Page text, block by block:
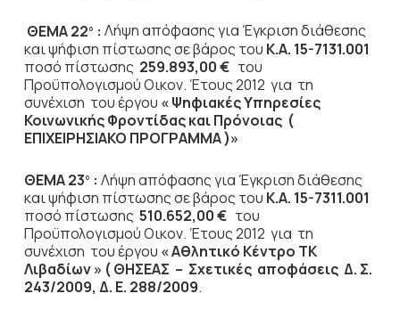
ΘΕΜΑ 22ο : Λήψη απόφασης για Έγκριση διάθεσης
και ψήφιση πίστωσης σε βάρος του Κ.Α. 15-7131.001
ποσό πίστωσης 259.893,00 € του
Προϋπολογισμού Οικον. Έτους 2012 για τη
συνέχιση του έργου « Ψηφιακές Υπηρεσίες
Κοινωνικής Φροντίδας και Πρόνοιας (
ΕΠΙΧΕΙΡΗΣΙΑΚΟ ΠΡΟΓΡΑΜΜΑ )»
ΘΕΜΑ 23ο : Λήψη απόφασης για Έγκριση διάθεσης
και ψήφιση πίστωσης σε βάρος του Κ.Α. 15-7311.001
ποσό πίστωσης 510.652,00 € του
Προϋπολογισμού Οικον. Έτους 2012 για τη
συνέχιση του έργου « Αθλητικό Κέντρο ΤΚ
Λιβαδίων » ( ΘΗΣΕΑΣ – Σχετικές αποφάσεις Δ. Σ.
243/2009, Δ. Ε. 288/2009.